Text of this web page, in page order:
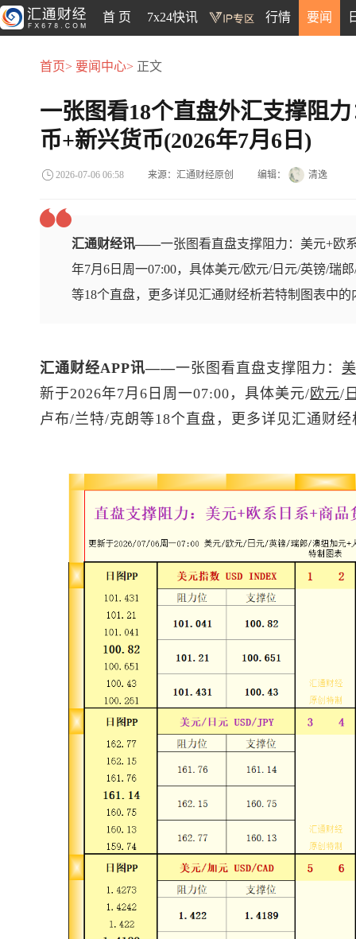
首 页 7x24快讯 行情 要闻
首页> 要闻中心> 正文
一张图看18个直盘外汇支撑阻
币+新兴货币(2026年7月6日)
2026-07-06 06:58 来源：汇通财经原创 编辑： 清逸
汇通财经讯——一张图看直盘支撑阻力：美元+欧
年7月6日周一07:00，具体美元/欧元/日元/英镑/瑞
等18个直盘，更多详见汇通财经析若特制图表中的
汇通财经APP讯——一张图看直盘支撑阻力：
新于2026年7月6日周一07:00，具体美元/欧元/
卢布/兰特/克朗等18个直盘，更多详见汇通财